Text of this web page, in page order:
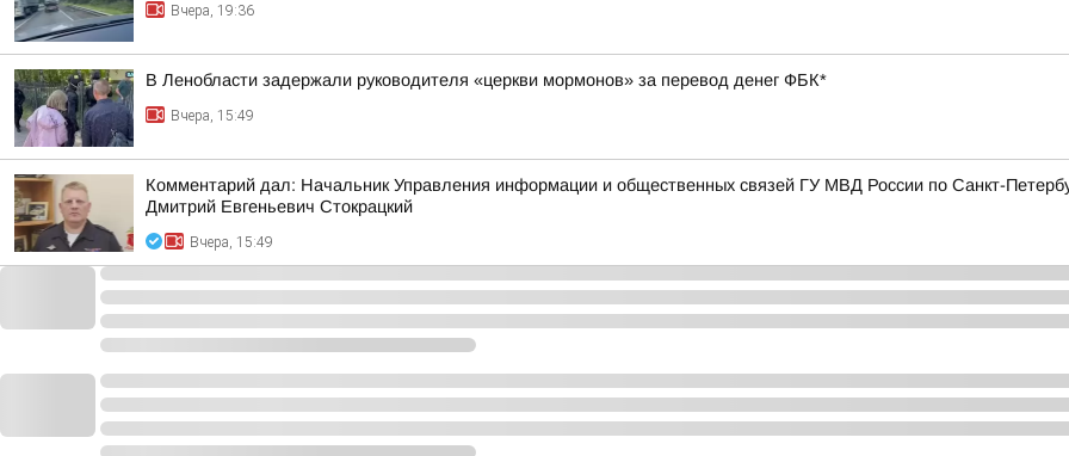
Вчера, 19:36
В Ленобласти задержали руководителя «церкви мормонов» за перевод денег ФБК*
Вчера, 15:49
Комментарий дал: Начальник Управления информации и общественных связей ГУ МВД России по Санкт-
Дмитрий Евгеньевич Стокрацкий
Вчера, 15:49